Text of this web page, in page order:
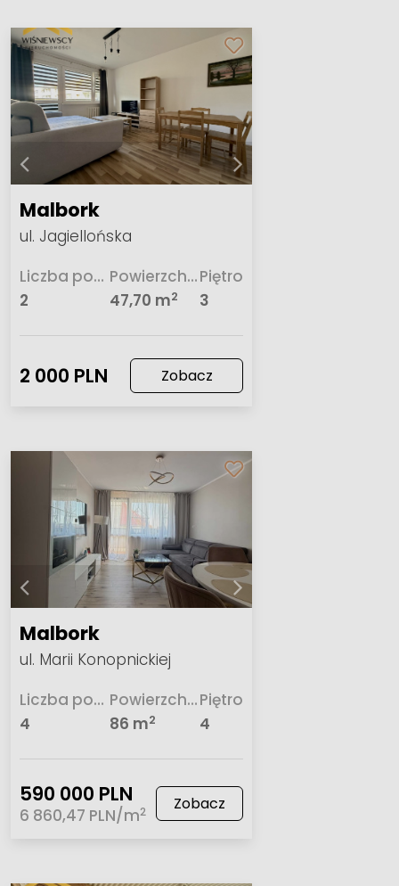
Malbork
ul. Jagiellońska
Liczba pokoi
2
Powierzchnia
47,70 m2
Piętro
3
2 000 PLN Zobacz
Malbork
ul. Marii Konopnickiej
Liczba pokoi
4
Powierzchnia
86 m2
Piętro
4
590 000 PLN
6 860,47 PLN/m2 Zobacz